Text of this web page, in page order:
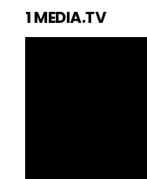
1 MEDIA.TV